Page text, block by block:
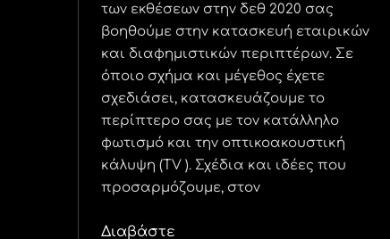
των εκθέσεων στην δεθ 2020 σας
βοηθούμε στην κατασκευή εταιρικών
και διαφημιστικών περιπτέρων. Σε
όποιο σχήμα και μέγεθος έχετε
σχεδιάσει, κατασκευάζουμε το
περίπτερο σας με τον κατάλληλο
φωτισμό και την οπτικοακουστική
κάλυψη (TV ). Σχέδια και ιδέες που
προσαρμόζουμε, στον
Διαβάστε